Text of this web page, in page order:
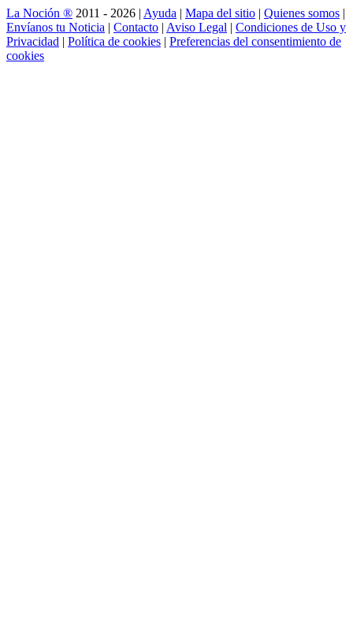
La Noción ® 2011 - 2026 | Ayuda | Mapa del sitio | Quienes somos |
Envíanos tu Noticia | Contacto | Aviso Legal | Condiciones de Uso y
Privacidad | Política de cookies | Preferencias del consentimiento de
cookies